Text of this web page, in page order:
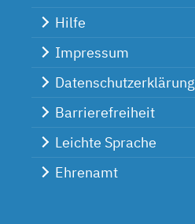
Hilfe
Impressum
Datenschutzerklärung
Barrierefreiheit
Leichte Sprache
Ehrenamt